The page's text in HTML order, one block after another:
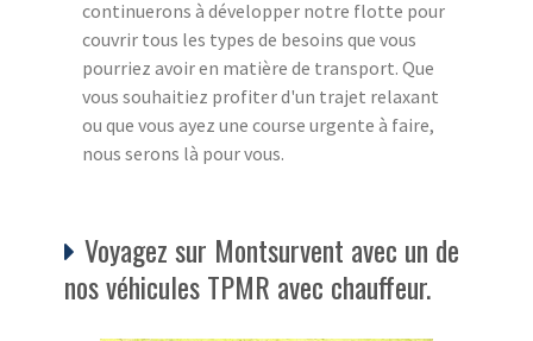
continuerons à développer notre flotte pour
couvrir tous les types de besoins que vous
pourriez avoir en matière de transport. Que
vous souhaitiez profiter d'un trajet relaxant
ou que vous ayez une course urgente à faire,
nous serons là pour vous.
Voyagez sur Montsurvent avec un de
nos véhicules TPMR avec chauffeur.